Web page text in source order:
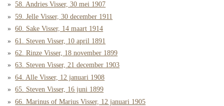
58. Andries Visser, 30 mei 1907
59. Jelle Visser, 30 december 1911
60. Sake Visser, 14 maart 1914
61. Steven Visser, 10 april 1891
62. Rinze Visser, 18 november 1899
63. Steven Visser, 21 december 1903
64. Alle Visser, 12 januari 1908
65. Steven Visser, 16 juni 1899
66. Marinus of Marius Visser, 12 januari 1905